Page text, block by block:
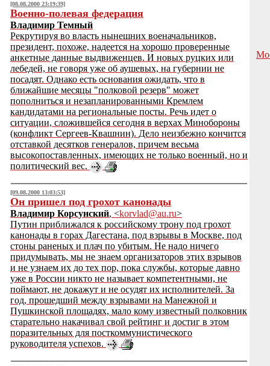
[08.08.2000 23:19:39]
Военно-полевая федерация
Владимир Темный
Рекрутируя во власть нынешних военачальников,
президент, похоже, надеется на хорошо проверенные
анкетные данные выдвиженцев. И новых руцких или
лебедей, не говоря уже об аушевых, на губернии не
посадят. Однако есть основания ожидать, что в
ближайшие месяцы "полковой резерв" может
пополниться и незапланированными Кремлем
кандидатами на региональные посты. Речь идет о
ситуации, сложившейся сегодня в верхах Минобороны
(конфликт Сергеев-Квашнин). Дело неизбежно кончится
отставкой десятков генералов, причем весьма
высокопоставленных, имеющих не только военный, но и
политический вес.
[09.08.2000 13:03:53]
Он пришел под грохот канонады
Владимир Корсунский, <korvlad@au.ru>
Путин приближался к российскому трону под грохот
канонады в горах Дагестана, под взрывы в Москве, под
стоны раненых и плач по убитым. Не надо ничего
придумывать, мы не знаем организаторов этих взрывов
и не узнаем их до тех пор, пока службы, которые давно
уже в России никто не называет компетентными, не
поймают, не докажут и не осудят их исполнителей. За
год, прошедший между взрывами на Манежной и
Пушкинской площадях, мало кому известный полковник
старательно накачивал свой рейтинг и достиг в этом
поразительных для посткоммунистического
руководителя успехов.